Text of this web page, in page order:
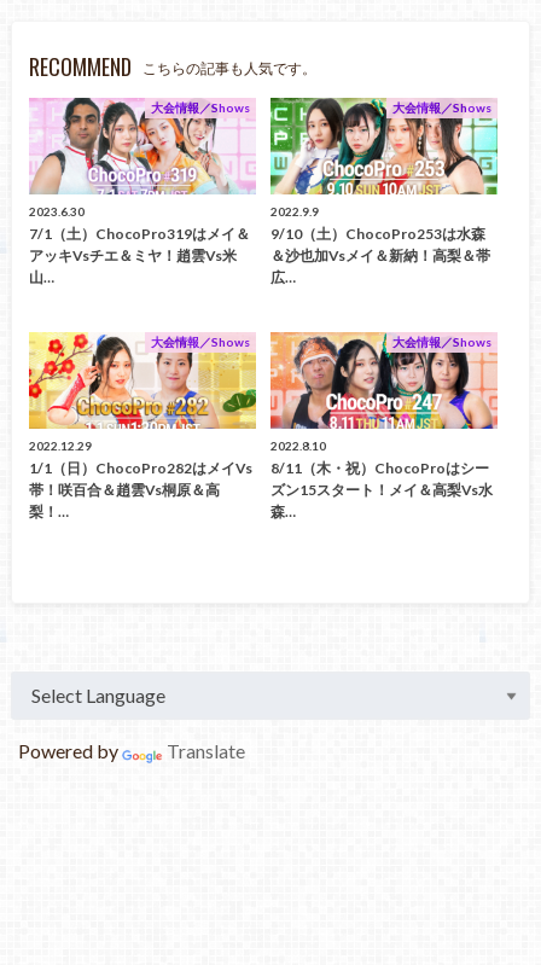
RECOMMEND こちらの記事も人気です。
大会情報／Shows
2023.6.30
7/1（土）ChocoPro319はメイ＆
アッキvsチエ＆ミヤ！趙雲vs米
山…
大会情報／Shows
2022.9.9
9/10（土）ChocoPro253は水森
＆沙也加vsメイ＆新納！高梨＆帯
広…
大会情報／Shows
2022.12.29
1/1（日）ChocoPro282はメイvs
帯！咲百合＆趙雲vs桐原＆高
梨！…
大会情報／Shows
2022.8.10
8/11（木・祝）ChocoProはシー
ズン15スタート！メイ＆高梨vs水
森…
Powered by Translate